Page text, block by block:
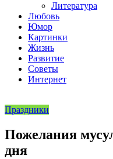
Литература
Любовь
Юмор
Картинки
Жизнь
Развитие
Советы
Интернет
Праздники
Пожелания
дня